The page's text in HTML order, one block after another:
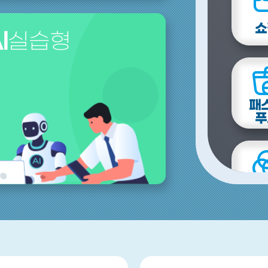
실습형
패
시뮬